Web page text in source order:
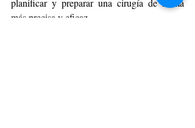
planificar y preparar una cirugía de forma
más precisa y eficaz.